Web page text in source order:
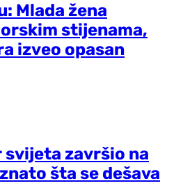
Mlada žena
stijenama,
izveo opasan
završio na
šta se dešava